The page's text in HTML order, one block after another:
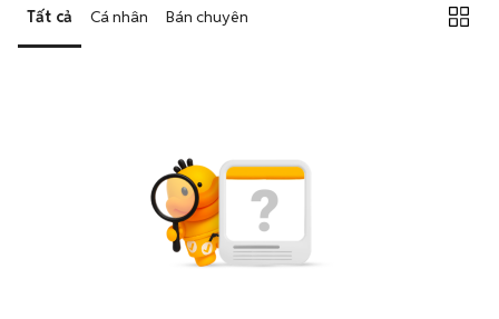
Tất cả Cá nhân Bán chuyên